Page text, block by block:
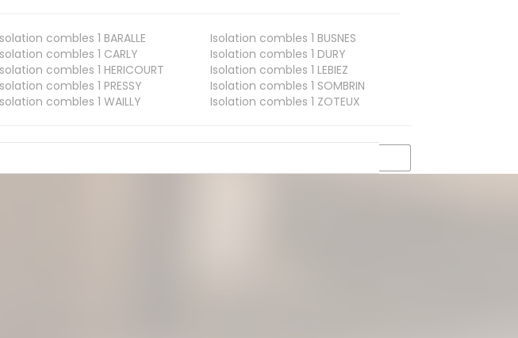
combles 1 BARALLE Isolation combles 1 BUSNES
combles 1 CARLY Isolation combles 1 DURY
combles 1 HERICOURT Isolation combles 1 LEBIEZ
combles 1 PRESSY Isolation combles 1 SOMBRIN
combles 1 WAILLY Isolation combles 1 ZOTEUX